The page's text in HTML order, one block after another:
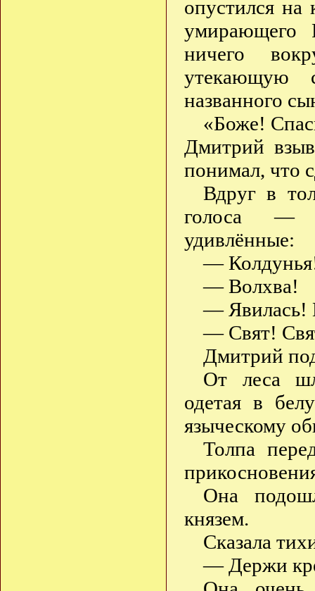
опустился на
умирающего
ничего
утекающую
названного
«Боже!
Дмитрий
понимал, что
Вдруг в
голоса —
удивлённые:
—
— Волхва!
— Явилась!
— Свят!
Дмитрий
От леса
одетая в
языческому
Толпа
Она
князем.
Сказала
— Держи